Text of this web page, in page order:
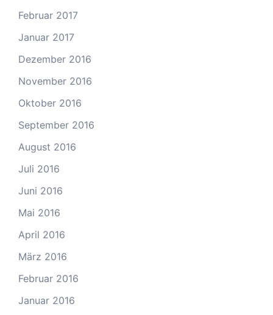
Februar 2017
Januar 2017
Dezember 2016
November 2016
Oktober 2016
September 2016
August 2016
Juli 2016
Juni 2016
Mai 2016
April 2016
März 2016
Februar 2016
Januar 2016